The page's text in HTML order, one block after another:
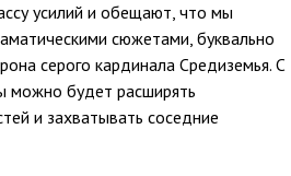
усилий и обещают, что мы
сюжетами, буквально
серого кардинала Средиземья. С
будет расширять
и захватывать соседние